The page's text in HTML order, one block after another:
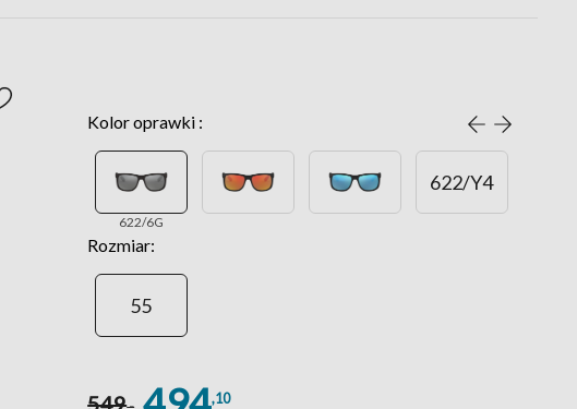
Kolor oprawki :
622/6G
622/Y4
Rozmiar:
55
549 ,10